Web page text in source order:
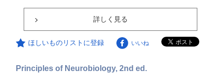
詳しく見る
ほしいものリストに登録 いいね
Principles of Neurobiology, 2nd ed.